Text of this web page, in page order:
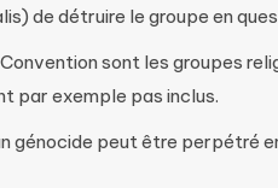
de détruire le groupe en
sont les groupes
par exemple pas inclus.
génocide peut être perpétré